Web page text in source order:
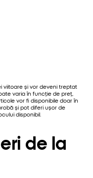
viitoare și vor deveni treptat
varia în funcție de preț,
vor fi disponibile doar în
și pot diferi ușor de
disponibil.
de la